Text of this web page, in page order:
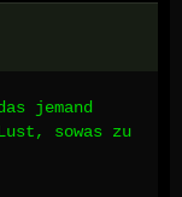
jemand
sowas zu